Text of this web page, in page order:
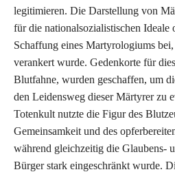
legitimieren. Die Darstellung von
für die nationalsozialistischen Ideale
Schaffung eines Martyrologiums
verankert wurde. Gedenkorte für
Blutfahne, wurden geschaffen, um
den Leidensweg dieser Märtyrer zu
Totenkult nutzte die Figur des
Gemeinsamkeit und des
während gleichzeitig die Glaubens-
Bürger stark eingeschränkt wurde.